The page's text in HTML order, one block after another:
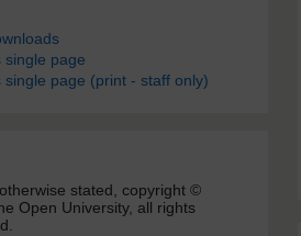
single page
single page (print - staff only)
stated, copyright ©
Open University, all rights